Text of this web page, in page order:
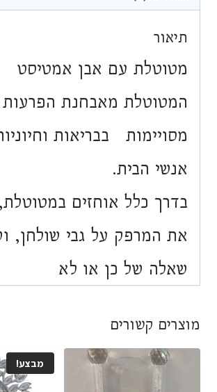
תיאור
מטוטלת עם אבן אמטיסט
המטוטלת מאבחנת הפרעות
מסויימות בבריאות
אנשי הבית.
בדרך כלל אוחזים
את המרפק על גבי שולחן,
שאלה של כן או לא
מוצרים קשורים
מבצע!